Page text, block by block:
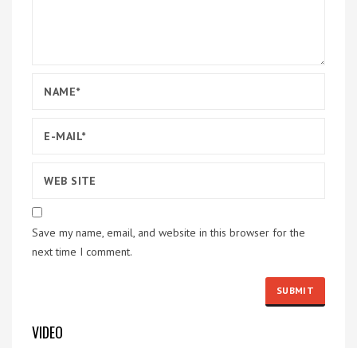
Save my name, email, and website in this browser for the
next time I comment.
VIDEO